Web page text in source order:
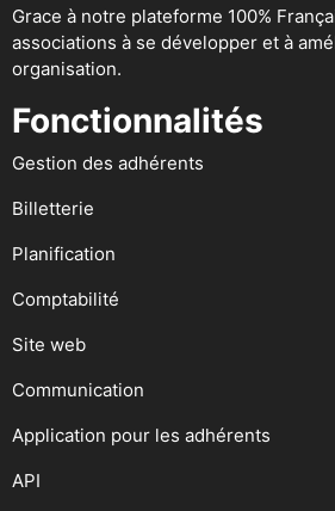
Grace à notre plateforme 100%
associations à se développer et à
organisation.
Fonctionnalités
Gestion des adhérents
Billetterie
Planification
Comptabilité
Site web
Communication
Application pour les adhérents
API